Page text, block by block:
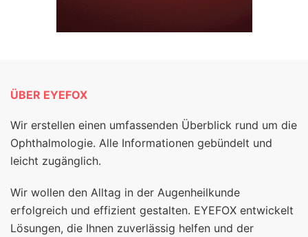
ÜBER EYEFOX
Wir erstellen einen umfassenden Überblick rund um die
Ophthalmologie. Alle Informationen gebündelt und
leicht zugänglich.
Wir wollen den Alltag in der Augenheilkunde
erfolgreich und effizient gestalten. EYEFOX entwickelt
Lösungen, die Ihnen zuverlässig helfen und der